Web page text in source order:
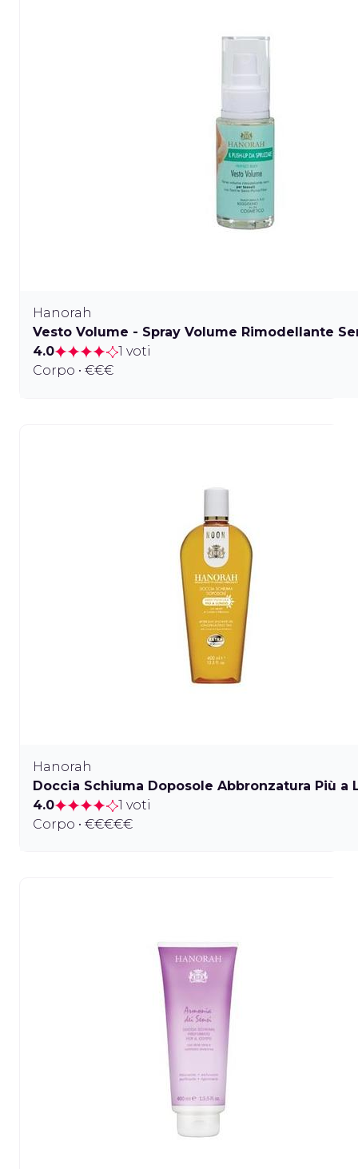
Hanorah
Vesto Volume - Spray Volume Rimodellante
4.0
1 voti
Corpo • €€€
Hanorah
Doccia Schiuma Doposole Abbronzatura Più a
4.0
1 voti
Corpo • €€€€€